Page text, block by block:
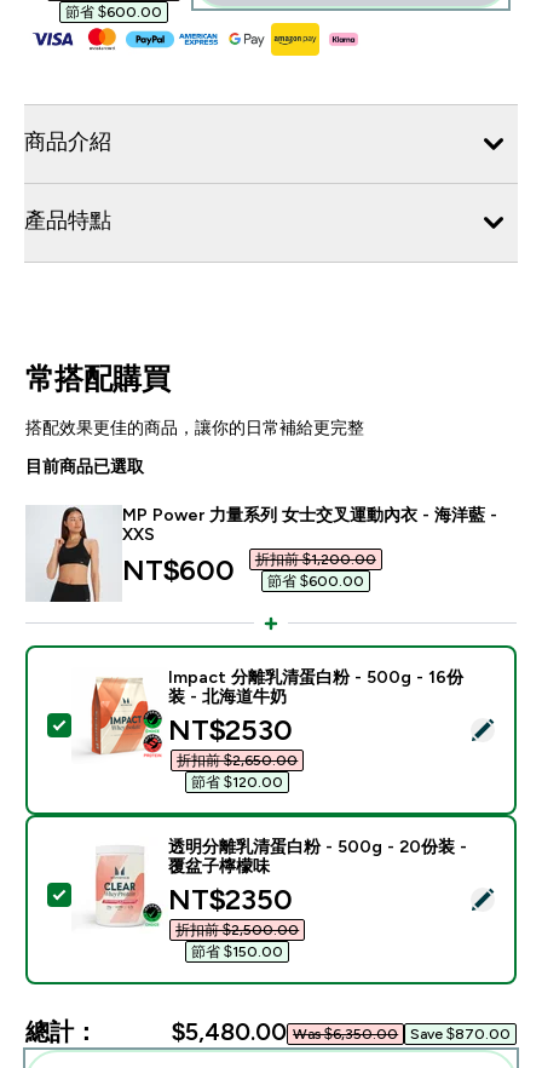
節省 $600.00‎
商品介紹
產品特點
常搭配購買
搭配效果更佳的商品，讓你的日常補給更完整
目前商品已選取
MP Power 力量系列 女士交叉運動內衣 - 海洋藍 -
XXS
discounted price
NT$600‎
折扣前 $1,200.00‎
節省 $600.00‎
選取此商品 - Impact 分離乳清蛋白粉 - 500g - 16份装
Impact 分離乳清蛋白粉 - 500g - 16份
装 - 北海道牛奶
discounted price
NT$2530‎
折扣前 $2,650.00‎
節省 $120.00‎
選取此商品 - 透明分離乳清蛋白粉 - 500g - 20份装 -
透明分離乳清蛋白粉 - 500g - 20份装 -
覆盆子檸檬味
discounted price
NT$2350‎
折扣前 $2,500.00‎
節省 $150.00‎
總計： $5,480.00‎ Was $6,350.00‎ Save $870.00‎